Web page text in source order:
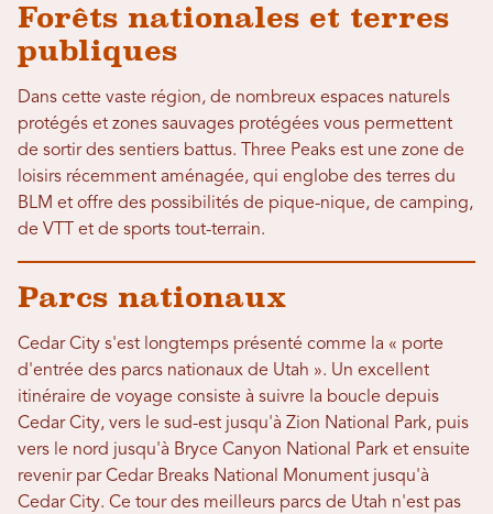
Forêts nationales et terres
publiques
Dans cette vaste région, de nombreux espaces naturels
protégés et zones sauvages protégées vous permettent
de sortir des sentiers battus. Three Peaks est une zone de
loisirs récemment aménagée, qui englobe des terres du
BLM et offre des possibilités de pique-nique, de camping,
de VTT et de sports tout-terrain.
Parcs nationaux
Cedar City s'est longtemps présenté comme la « porte
d'entrée des parcs nationaux de Utah ». Un excellent
itinéraire de voyage consiste à suivre la boucle depuis
Cedar City, vers le sud-est jusqu'à Zion National Park, puis
vers le nord jusqu'à Bryce Canyon National Park et ensuite
revenir par Cedar Breaks National Monument jusqu'à
Cedar City. Ce tour des meilleurs parcs de Utah n'est pas